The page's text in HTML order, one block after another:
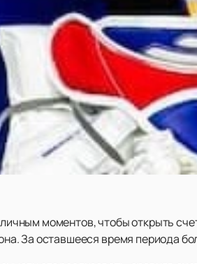
моментов, чтобы открыть
За оставшееся время периода